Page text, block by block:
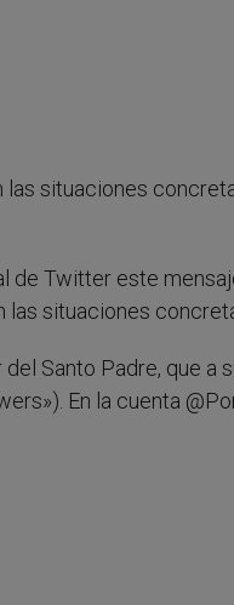
situaciones
de Twitter este
situaciones
Santo Padre, que a
En la cuenta